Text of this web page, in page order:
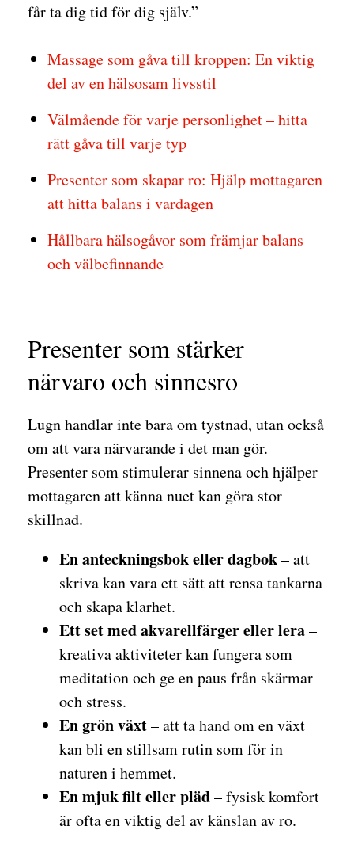
får ta dig tid för dig själv.”
Massage som gåva till kroppen: En viktig
del av en hälsosam livsstil
Välmående för varje personlighet – hitta
rätt gåva till varje typ
Presenter som skapar ro: Hjälp mottagaren
att hitta balans i vardagen
Hållbara hälsogåvor som främjar balans
och välbefinnande
Presenter som stärker
närvaro och sinnesro
Lugn handlar inte bara om tystnad, utan också
om att vara närvarande i det man gör.
Presenter som stimulerar sinnena och hjälper
mottagaren att känna nuet kan göra stor
skillnad.
En anteckningsbok eller dagbok– att
skriva kan vara ett sätt att rensa tankarna
och skapa klarhet.
Ett set med akvarellfärger eller lera–
kreativa aktiviteter kan fungera som
meditation och ge en paus från skärmar
och stress.
En grön växt– att ta hand om en växt
kan bli en stillsam rutin som för in
naturen i hemmet.
En mjuk filt eller pläd– fysisk komfort
är ofta en viktig del av känslan av ro.